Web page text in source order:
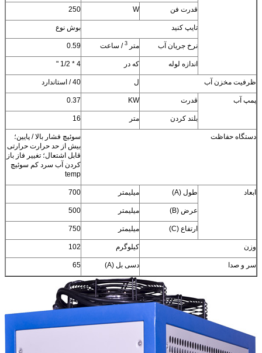
قدرت فن W
250
تایپ کنید بوش نوع
نرخ جریان آب متر 3 / ساعت 0.59
اندازه لوله که در 4 * 1/2 "
ظرفیت مخزن آب ل 40 / استاندارد
پمپ آب قدرت KW
0.37
بلند کردن متر 16
دستگاه حفاظت
سوئیچ فشار بالا / پایین؛
بیش از حد حرارت حرارتی
قابل اشتعال؛ تغییر فاز باز
کردن آب سرد کم سوئیچ
temp
ابعاد طول (A) میلیمتر 700
عرض (B) میلیمتر 500
ارتفاع (C) میلیمتر 750
وزن کیلوگرم 102
سر و صدا دسی بل (A) 65